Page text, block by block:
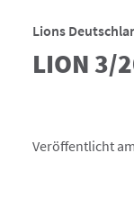
Lions
LION 3/
Veröffentlicht